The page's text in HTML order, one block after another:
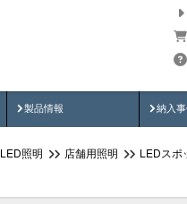
製品情報
製品動画 納入
納
LED照明 店舗用照明 LEDスポ